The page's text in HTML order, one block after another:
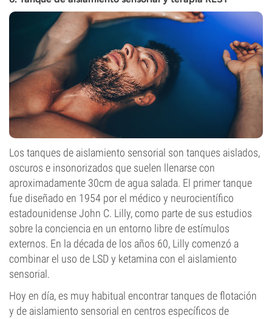
Los tanques de aislamiento sensorial son tanques aislados,
oscuros e insonorizados que suelen llenarse con
aproximadamente 30cm de agua salada. El primer tanque
fue diseñado en 1954 por el médico y neurocientífico
estadounidense John C. Lilly, como parte de sus estudios
sobre la conciencia en un entorno libre de estímulos
externos. En la década de los años 60, Lilly comenzó a
combinar el uso de LSD y ketamina con el aislamiento
sensorial.
Hoy en día, es muy habitual encontrar tanques de flotación
y de aislamiento sensorial en centros específicos de